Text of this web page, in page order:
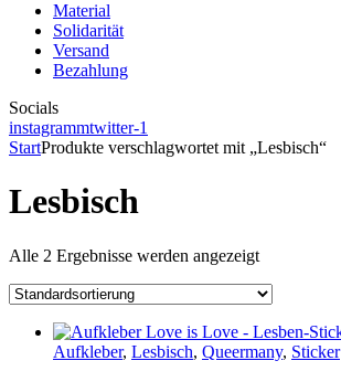
Material
Solidarität
Versand
Bezahlung
Socials
instagrammtwitter-1
StartProdukte verschlagwortet mit „Lesbisch“
Lesbisch
Alle 2 Ergebnisse werden angezeigt
Aufkleber, Lesbisch, Queermany, Sticker